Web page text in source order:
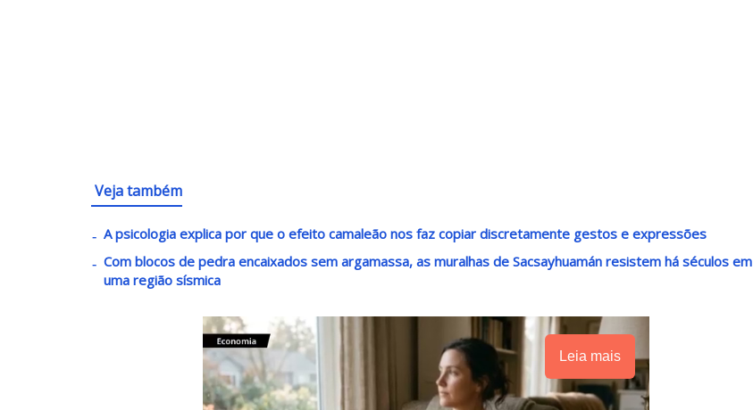
Veja também
A psicologia explica por que o efeito camaleão nos faz copiar discretamente gestos e expressões
Com blocos de pedra encaixados sem argamassa, as muralhas de Sacsayhuamán resistem há séculos em
uma região sísmica
Leia mais